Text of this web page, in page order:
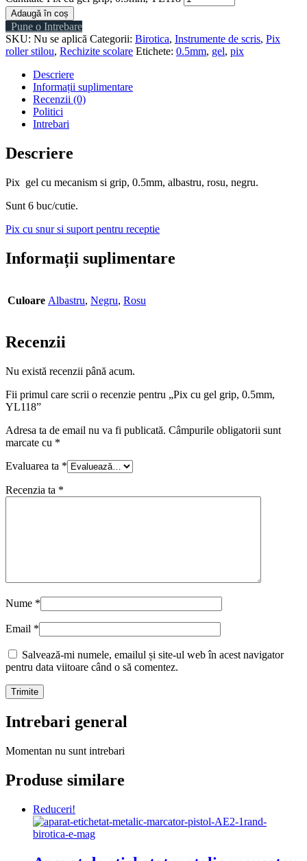
Adaugă în coș
Pune o Intrebare
SKU: Nu se aplică Categorii: Birotica, Instrumente de scris, Pix
roller stilou, Rechizite scolare Etichete: 0.5mm, gel, pix
Descriere
Informații suplimentare
Recenzii (0)
Politici
Intrebari
Descriere
Pix gel cu mecanism si grip, 0.5mm, albastru, rosu, negru.
Sunt 6 buc/cutie.
Pix cu snur si suport pentru receptie
Informații suplimentare
Culoare Albastru, Negru, Rosu
Recenzii
Nu există recenzii până acum.
Fii primul care scrii o recenzie pentru „Pix cu gel grip, 0.5mm,
YL118”
Adresa ta de email nu va fi publicată. Câmpurile obligatorii sunt
marcate cu *
Evaluarea ta *
Recenzia ta *
Nume *
Email *
Salvează-mi numele, emailul și site-ul web în acest navigator
pentru data viitoare când o să comentez.
Intrebari general
Momentan nu sunt intrebari
Produse similare
Reduceri!